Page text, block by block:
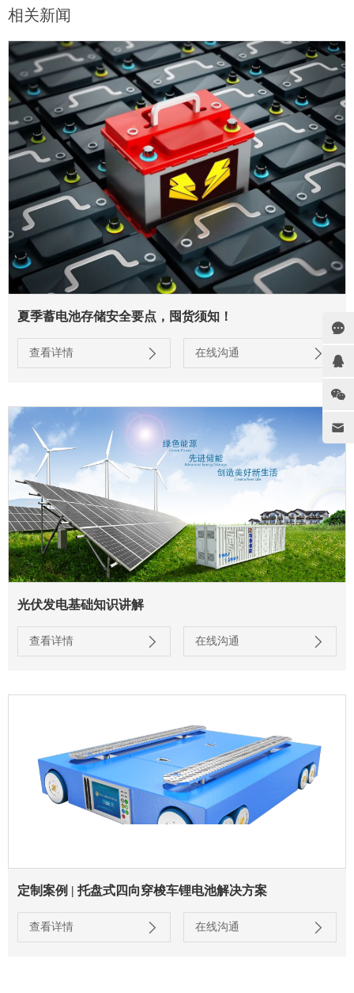
相关新闻
夏季蓄电池存储安全要点，囤货须知！
查看详情 在线沟通
光伏发电基础知识讲解
查看详情 在线沟通
定制案例 | 托盘式四向穿梭车锂电池解决方案
查看详情 在线沟通